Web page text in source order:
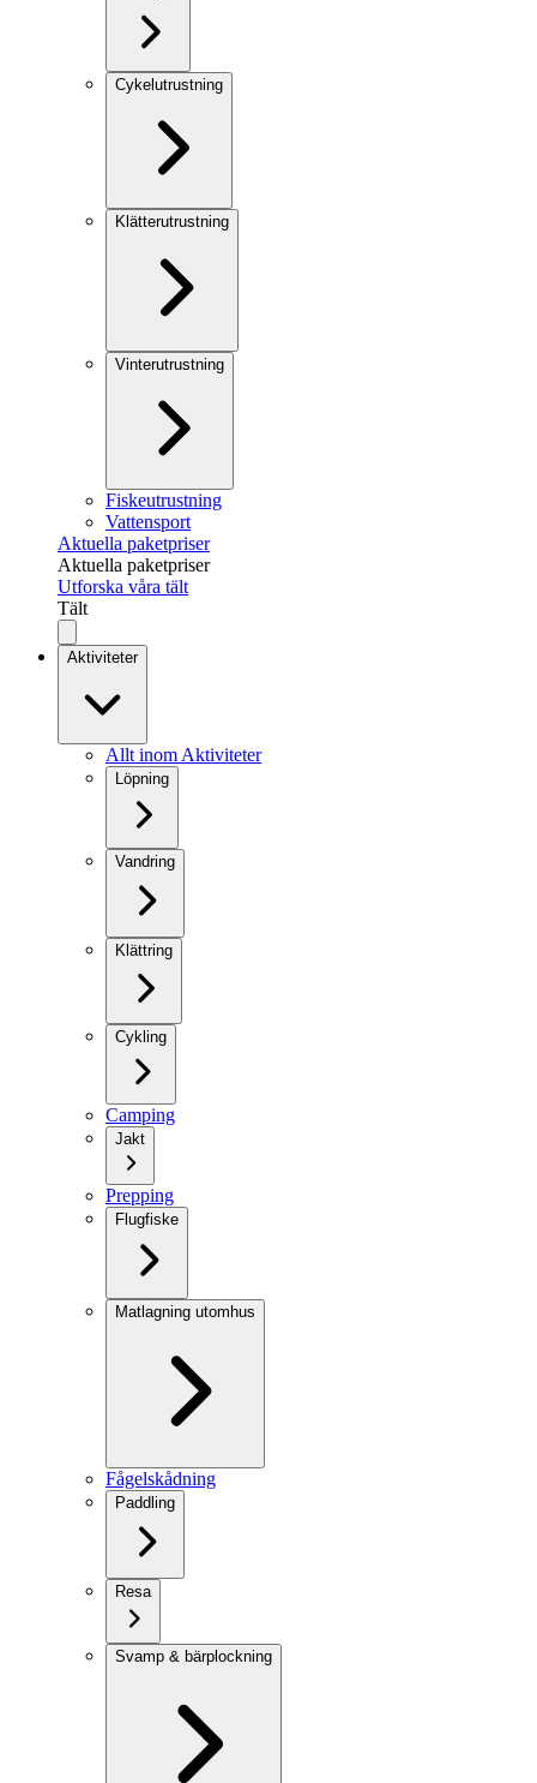
Cykelutrustning
Klätterutrustning
Vinterutrustning
Fiskeutrustning
Vattensport
Aktuella paketpriser
Aktuella paketpriser
Utforska våra tält
Tält
Aktiviteter
Allt inom Aktiviteter
Löpning
Vandring
Klättring
Cykling
Camping
Jakt
Prepping
Flugfiske
Matlagning utomhus
Fågelskådning
Paddling
Resa
Svamp & bärplockning